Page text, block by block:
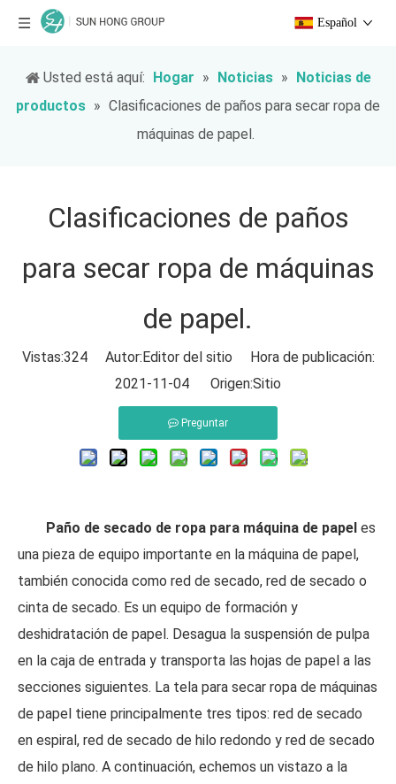
Español
Usted está aquí: Hogar » Noticias » Noticias de
productos » Clasificaciones de paños para secar ropa de
máquinas de papel.
Clasificaciones de paños
para secar ropa de máquinas
de papel.
Vistas:324Autor:Editor del sitio Hora de publicación:
2021-11-04 Origen:Sitio
Preguntar
Paño de secado de ropa para máquina de papel es
una pieza de equipo importante en la máquina de papel,
también conocida como red de secado, red de secado o
cinta de secado. Es un equipo de formación y
deshidratación de papel. Desagua la suspensión de pulpa
en la caja de entrada y transporta las hojas de papel a las
secciones siguientes. La tela para secar ropa de máquinas
de papel tiene principalmente tres tipos: red de secado
en espiral, red de secado de hilo redondo y red de secado
de hilo plano. A continuación, echemos un vistazo a la